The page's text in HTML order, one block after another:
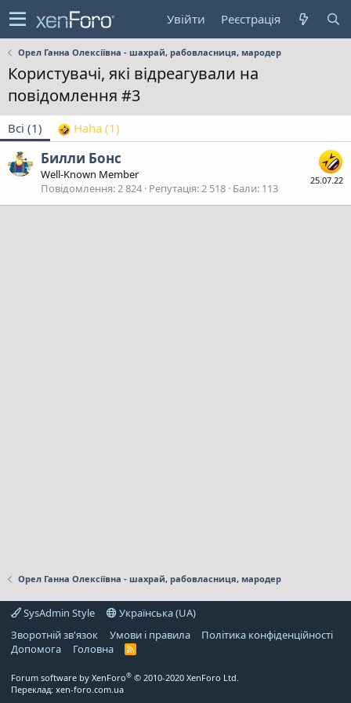
Увійти Реєстрація
Орел Ганна Олексіївна - шахрай, рабовласниця, мародер
Користувачі, які відреагували на
повідомлення #3
Всі (1) Haha (1)
25.07.22
Билли Бонс
Well-Known Member
Повідомлення 2 824 Репутація 2 518 Бали 113
Орел Ганна Олексіївна - шахрай, рабовласниця, мародер
SysAdmin Style
Українська (UA)
Зворотній зв'язок
Умови і правила
Політика конфіденційності
Дoпoмoга
Головна
R
Forum software by XenForo® © 2010-2020 XenForo Ltd.
Переклад: xen-foro.com.ua